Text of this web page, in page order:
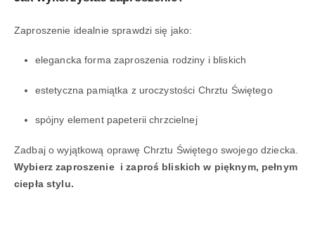
Zaproszenie idealnie sprawdzi się jako:
elegancka forma zaproszenia rodziny i bliskich
estetyczna pamiątka z uroczystości Chrztu Świętego
spójny element papeterii chrzcielnej
Zadbaj o wyjątkową oprawę Chrztu Świętego swojego dziecka.
Wybierz zaproszenie i zaproś bliskich w pięknym, pełnym
ciepła stylu.